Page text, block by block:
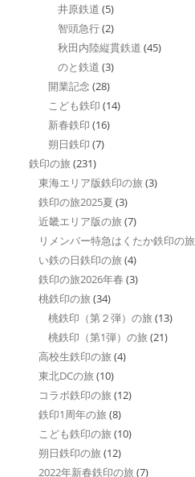
井原鉄道 (5)
智頭急行(2)
秋田内陸縦貫鉄道 (45)
のと鉄道 (3)
開業記念 (28)
こども鉄印 (14)
新春鉄印 (16)
朔日鉄印 (7)
鉄印の旅 (231)
東海エリア版鉄印の旅 (3)
鉄印の旅2025夏 (3)
近畿エリア版の旅 (7)
リメンバー特急はくたか鉄印の旅
い鉄の日鉄印の旅 (4)
鉄印の旅2026年春 (3)
桃鉄印の旅 (34)
桃鉄印（第２弾）の旅 (13)
桃鉄印（第1弾）の旅 (21)
高校生鉄印の旅 (4)
東北DCの旅 (10)
コラボ鉄印の旅 (12)
鉄印1周年の旅 (8)
こども鉄印の旅 (10)
朔日鉄印の旅 (12)
2022年新春鉄印の旅 (7)